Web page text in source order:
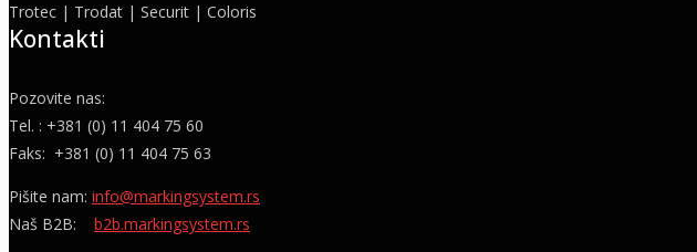
Trotec | Trodat | Securit | Coloris
Kontakti
Pozovite nas:
Tel. : +381 (0) 11 404 75 60
Faks: +381 (0) 11 404 75 63
Pišite nam: info@markingsystem.rs
Naš B2B: b2b.markingsystem.rs